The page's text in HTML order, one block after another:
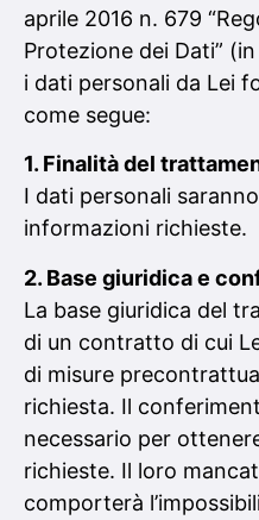
aprile 2016 n. 679
Protezione dei Dati”
i dati personali da Lei
come segue:
1. Finalità del
I dati personali
informazioni richieste.
2. Base giuridica e
La base giuridica del
di un contratto di cui
di misure
richiesta. Il
necessario per
richieste. Il loro
comporterà